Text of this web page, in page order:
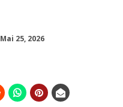
Mai 25, 2026